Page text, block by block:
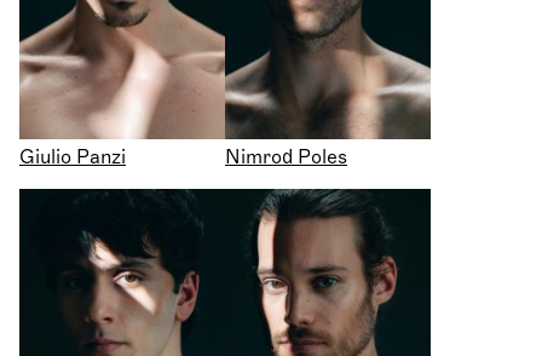
Giulio Panzi Nimrod Poles